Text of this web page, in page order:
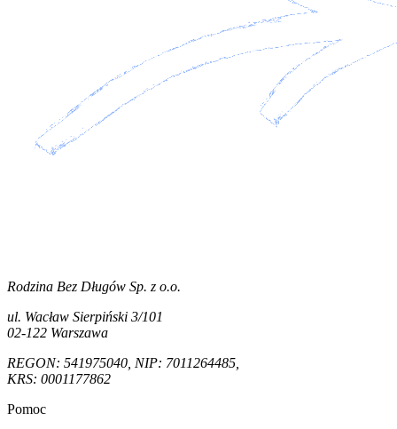
Rodzina Bez Długów Sp. z o.o.
ul. Wacław Sierpiński 3/101
02-122 Warszawa
REGON: 541975040, NIP: 7011264485,
KRS: 0001177862
Pomoc